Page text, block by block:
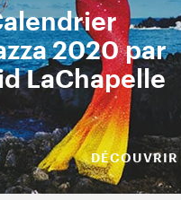
2020 par
LaChapelle
DÉCOUVRIR